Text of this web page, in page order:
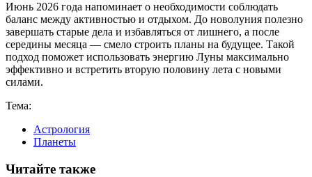
Июнь 2026 года напоминает о необходимости соблюдать
баланс между активностью и отдыхом. До новолуния полезно
завершать старые дела и избавляться от лишнего, а после
середины месяца — смело строить планы на будущее. Такой
подход поможет использовать энергию Луны максимально
эффективно и встретить вторую половину лета с новыми
силами.
Тема:
Астрология
Планеты
Читайте также